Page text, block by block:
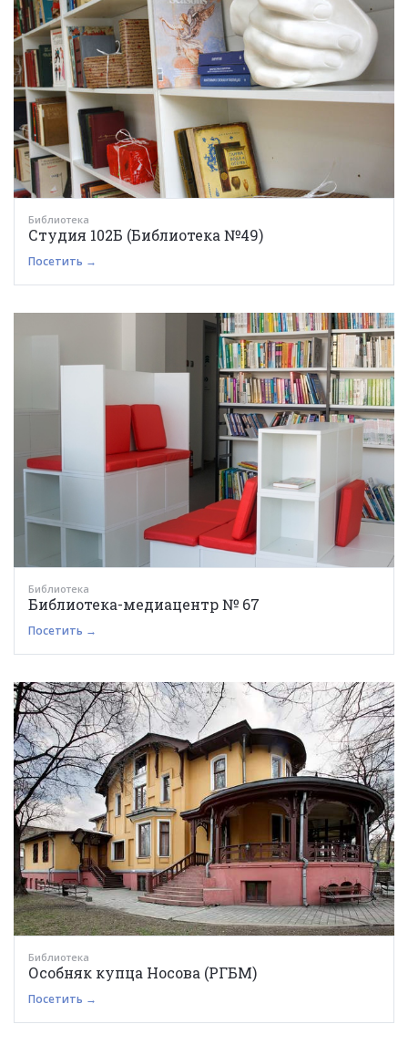
Библиотека
Студия 102Б (Библиотека №49)
Посетить →
Библиотека
Библиотека-медиацентр № 67
Посетить →
Библиотека
Особняк купца Носова (РГБМ)
Посетить →